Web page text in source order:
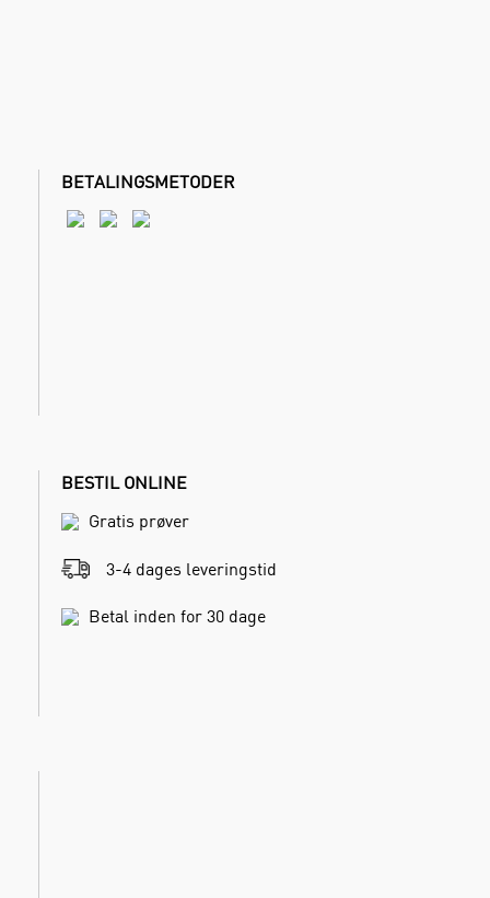
BETALINGSMETODER
BESTIL ONLINE
Gratis prøver
3-4 dages leveringstid
Betal inden for 30 dage